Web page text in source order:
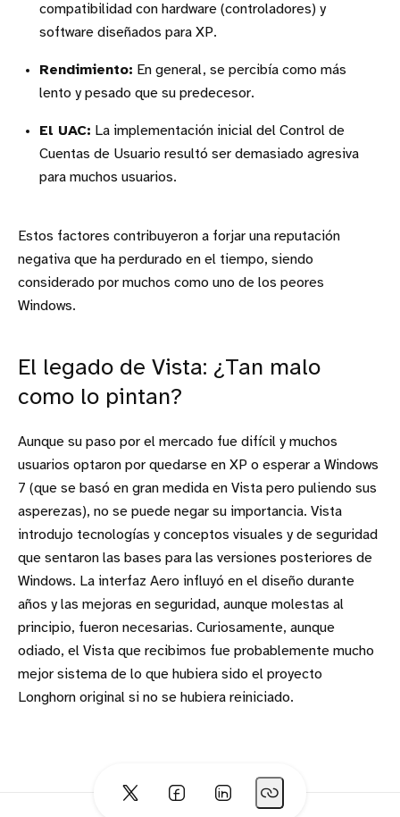
compatibilidad con hardware (controladores) y
software diseñados para XP.
Rendimiento: En general, se percibía como más
lento y pesado que su predecesor.
El UAC: La implementación inicial del Control de
Cuentas de Usuario resultó ser demasiado agresiva
para muchos usuarios.
Estos factores contribuyeron a forjar una reputación
negativa que ha perdurado en el tiempo, siendo
considerado por muchos como uno de los peores
Windows.
El legado de Vista: ¿Tan malo
como lo pintan?
Aunque su paso por el mercado fue difícil y muchos
usuarios optaron por quedarse en XP o esperar a Windows
7 (que se basó en gran medida en Vista pero puliendo sus
asperezas), no se puede negar su importancia. Vista
introdujo tecnologías y conceptos visuales y de seguridad
que sentaron las bases para las versiones posteriores de
Windows. La interfaz Aero influyó en el diseño durante
años y las mejoras en seguridad, aunque molestas al
principio, fueron necesarias. Curiosamente, aunque
odiado, el Vista que recibimos fue probablemente mucho
mejor sistema de lo que hubiera sido el proyecto
Longhorn original si no se hubiera reiniciado.